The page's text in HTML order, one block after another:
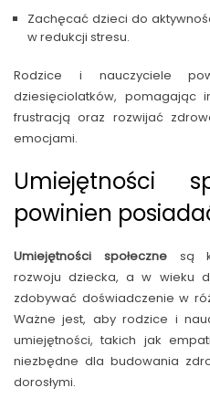
Zachęcać dzieci do
w redukcji stresu.
Rodzice i nauczyciele
dziesięciolatków,
frustracją oraz rozwijać
emocjami.
Umiejętności
powinien
Umiejętności społecznesą
rozwoju dziecka, a w wieku
zdobywać doświadczenie w
Ważne jest, aby rodzice i
umiejętności, takich jak
niezbędne dla budowania
dorosłymi.